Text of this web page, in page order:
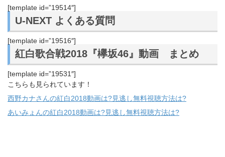
[template id=”19514″]
U-NEXT よくある質問
[template id=”19516″]
紅白歌合戦2018『欅坂46』動画 まとめ
[template id=”19531″]
こちらも見られています！
西野カナさんの紅白2018動画は?見逃し無料視聴方法は?
あいみょんの紅白2018動画は?見逃し無料視聴方法は?